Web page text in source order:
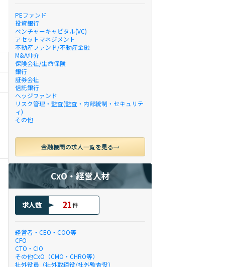
PEファンド
投資銀行
ベンチャーキャピタル(VC)
アセットマネジメント
不動産ファンド/不動産金融
M&A仲介
保険会社/生命保険
銀行
証券会社
信託銀行
ヘッジファンド
リスク管理・監査(監査・内部統制・セキュリテ
ィ)
その他
金融機関の求人一覧を見る
CxO・経営人材
求人数 21件
経営者・CEO・COO等
CFO
CTO・CIO
その他CxO（CMO・CHRO等）
社外役員（社外取締役/社外監査役）